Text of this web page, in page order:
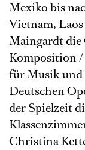
Mexiko bis
Vietnam,
Maingardt die
Komposition /
für Musik und
Deutschen
der Spielzeit
Christina